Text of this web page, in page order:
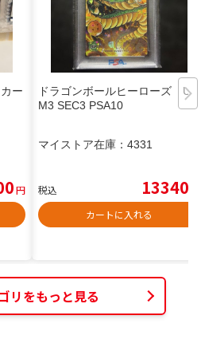
ー
円
ドラゴンボールヒーローズ UG
M3 SEC3 PSA10
マイストア在庫： 4331
税込 13340
カートに入れる
リをもっと見る